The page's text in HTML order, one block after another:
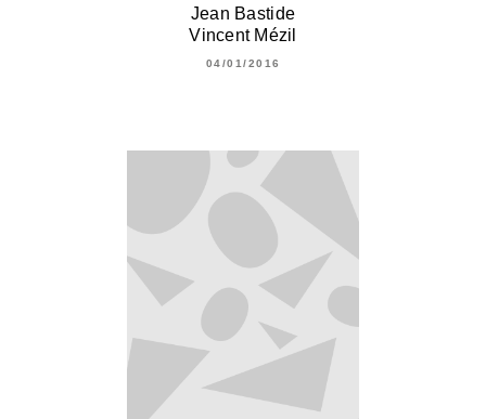
Jean Bastide
Vincent Mézil
04/01/2016